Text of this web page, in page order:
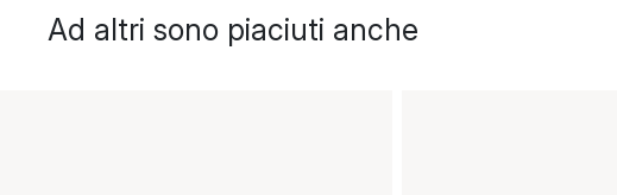
Ad altri sono piaciuti anche